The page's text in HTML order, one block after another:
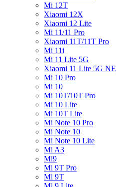
Mi 12T
Xiaomi 12X
Xiaomi 12 Lite
Mi 11/11 Pro
Xiaomi 11T/11T Pro
Mi 11i
Mi 11 Lite 5G
Xiaomi 11 Lite 5G NE
Mi 10 Pro
Mi 10
Mi 10T/10T Pro
Mi 10 Lite
Mi 10T Lite
Mi Note 10 Pro
Mi Note 10
Mi Note 10 Lite
Mi A3
Mi9
Mi 9T Pro
Mi 9T